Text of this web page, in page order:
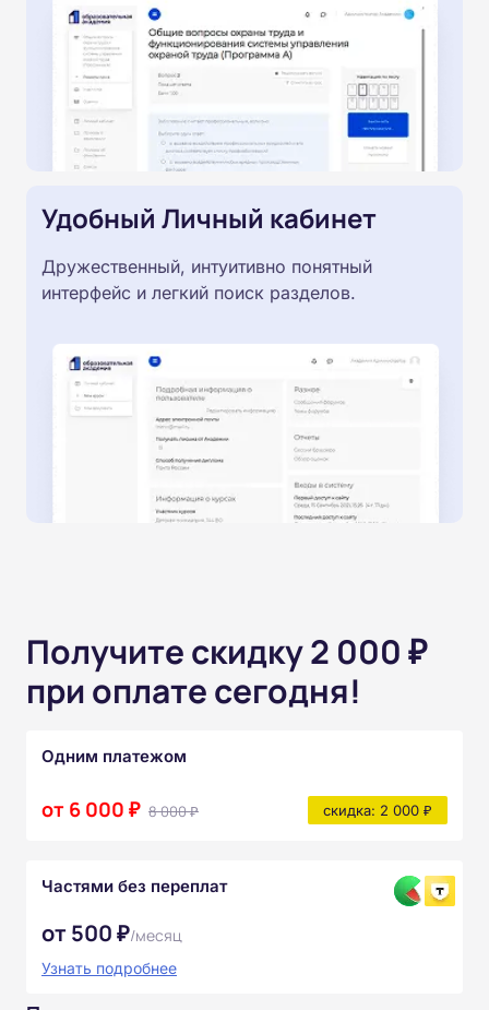
Удобный Личный кабинет
Дружественный, интуитивно понятный
интерфейс и легкий поиск разделов.
Получите скидку 2 000 ₽
при оплате сегодня!
Одним платежом
от 6 000 ₽ 8 000 ₽ скидка: 2 000 ₽
Частями без переплат
от 500 ₽/месяц
Узнать подробнее